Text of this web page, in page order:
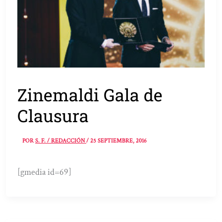
Zinemaldi Gala de
Clausura
PORS. F. / REDACCIÓN/25 SEPTIEMBRE, 2016
[gmedia id=69]